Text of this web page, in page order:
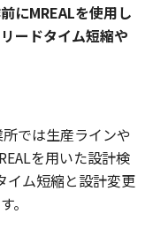
にMREALを使用し
ードタイム短縮や
では生産ラインや
を用いた設計検
イム短縮と設計変更
。